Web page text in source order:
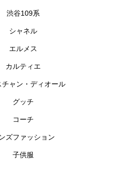
渋谷109系
シャネル
エルメス
カルティエ
チャン・ディオール
グッチ
コーチ
ズファッション
子供服